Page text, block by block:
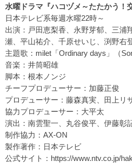
水曜ドラマ『ハコヅメ～たたかう！
日本テレビ系毎週水曜22時～
出演：戸田恵梨香、永野芽郁、三浦
瀬、平山祐介、千原せいじ、渕野右
主題歌：milet「Ordinary days」（
音楽：井筒昭雄
脚本：根本ノンジ
チーフプロデューサー：加藤正俊
プロデューサー：藤森真実、田上リ
協力プロデューサー：大平太
演出：南雲聖一、丸谷俊平、伊藤彰
制作協力：AX-ON
製作著作：日本テレビ
公式サイト： https://www.ntv.co.jp/